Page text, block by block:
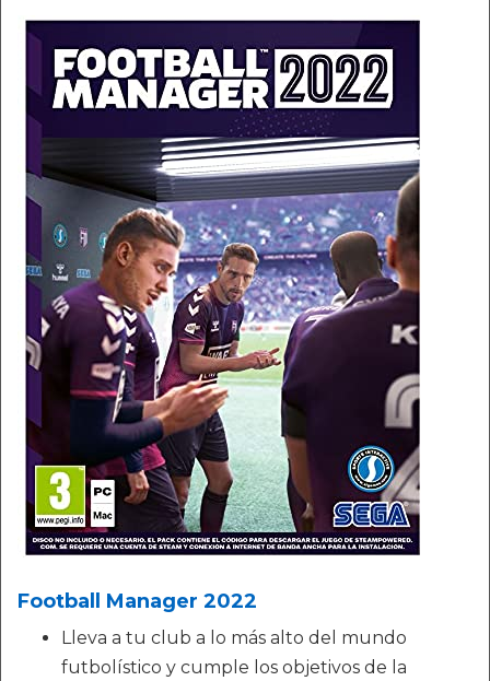
Football Manager 2022
Lleva a tu club a lo más alto del mundo
futbolístico y cumple los objetivos de la